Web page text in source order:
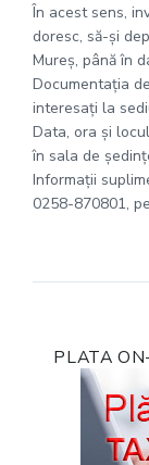
În acest sens,
doresc, să-şi
Mureş, până în
Documentaţia
interesaţi la
Data, ora şi
în sala de
Informaţii
0258-870801,
PLATA